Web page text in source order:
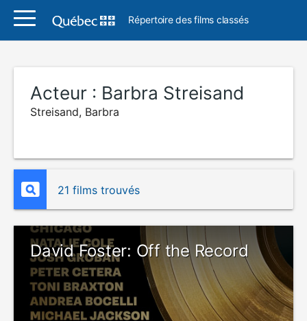
Répertoire des films classés
Acteur : Barbra Streisand
Streisand, Barbra
21 films trouvés
David Foster: Off the Record